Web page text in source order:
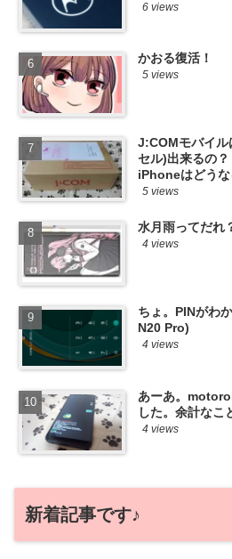
6 views
かおる復活！
5 views
J:COMモバイル
セル)出来るの
iPhoneはどうな
5 views
水月雨ってだれ
4 views
ちょ。PINがわ
N20 Pro)
4 views
あーあ。
した。余計なこ
4 views
新着記事です♪